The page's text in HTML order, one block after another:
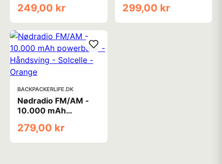
249,00 kr 299,00 kr
BACKPACKERLIFE.DK
Nødradio FM/AM -
10.000 mAh
Håndsving - Solcelle
279,00 kr